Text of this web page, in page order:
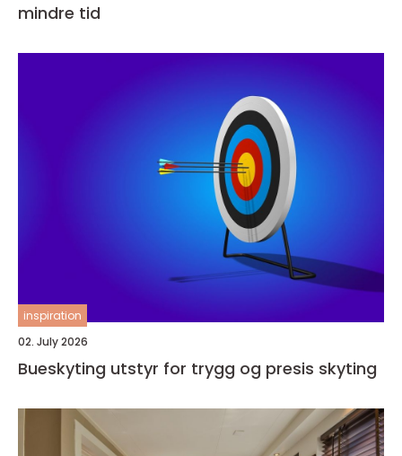
mindre tid
inspiration
02. July 2026
Bueskyting utstyr for trygg og presis skyting